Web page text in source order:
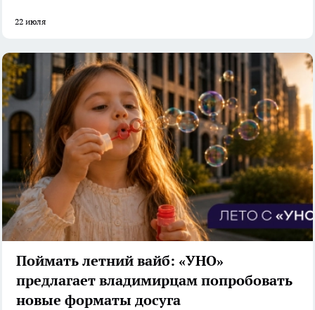
22 июля
Поймать летний вайб: «УНО»
предлагает владимирцам попробовать
новые форматы досуга